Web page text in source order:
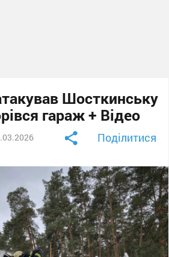
Шосткинську
гараж + Відео
Поділитися